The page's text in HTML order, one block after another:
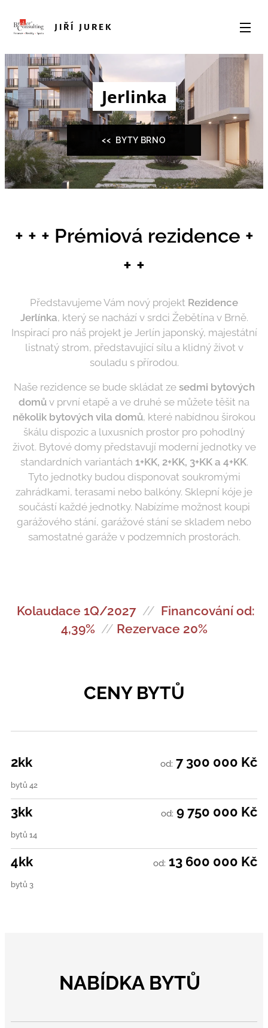
JIŘÍ JUREK
Jerlinka
<< BYTY BRNO
+ + + Prémiová rezidence +
+ +
Představujeme Vám nový projekt Rezidence
Jerlínka, který se nachází v srdci Žebětína v Brně.
Inspirací pro náš projekt je Jerlín japonský, majestátní
listnatý strom, představující sílu a klidný život v
souladu s přírodou.
Naše rezidence se bude skládat ze sedmi bytových
domů v první etapě a ve druhé se můžete těšit na
několik bytových vila domů, které nabídnou širokou
škálu dispozic a luxusních prostor pro pohodlný
život. Bytové domy představují moderní jednotky ve
standardních variantách 1+KK, 2+KK, 3+KK a 4+KK.
Tyto jednotky budou disponovat soukromými
zahrádkami, terasami nebo balkóny. Sklepní kóje je
součástí každé jednotky. Nabízíme možnost koupi
garážového stání, garážové stání se skladem nebo
samostatné garáže v podzemních prostorách.
Kolaudace 1Q/2027 // Financování od:
4,39% // Rezervace 20%
CENY BYTŮ
2kk
bytů 42
od: 7 300 000 Kč
3kk
bytů 14
od: 9 750 000 Kč
4kk
bytů 3
od: 13 600 000 Kč
NABÍDKA BYTŮ